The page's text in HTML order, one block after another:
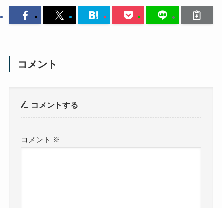
コメント
コメントする
コメント ※